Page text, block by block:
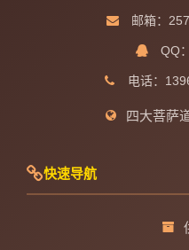
邮箱：
QQ
电话：
四大菩萨
快速导航